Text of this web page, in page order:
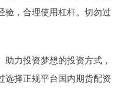
验，合理使用杠杆。切勿过
力投资梦想的投资方式，
选择正规平台国内期货配资